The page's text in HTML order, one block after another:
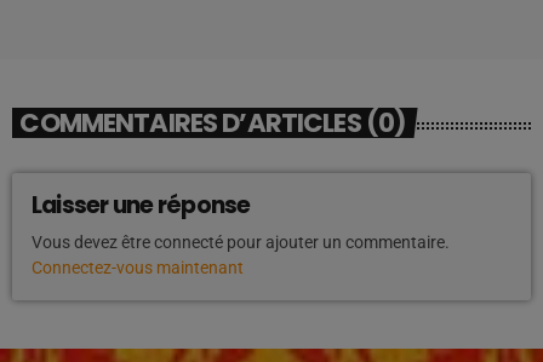
COMMENTAIRES D’ARTICLES (0)
Laisser une réponse
Vous devez être connecté pour ajouter un commentaire.
Connectez-vous maintenant